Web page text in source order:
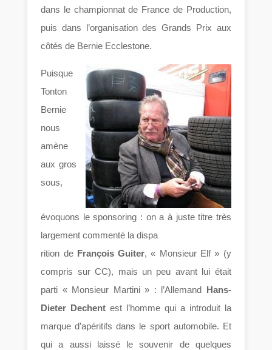
dans le championnat de France de Production,
puis dans l’organisation des Grands Prix aux
côtés de Bernie Ecclestone.
Puisque
Tonton
Bernie
nous
amène
aux gros
sous,
évoquons le sponsoring : on a à juste titre très
largement commenté la dispa
rition de François Guiter, « Monsieur Elf » (y
compris sur CC), mais un peu avant lui était
parti « Monsieur Martini » : l’Allemand Hans-
Dieter Dechent est l’homme qui a introduit la
marque d’apéritifs dans le sport automobile. Et
qui a aussi laissé le souvenir de quelques